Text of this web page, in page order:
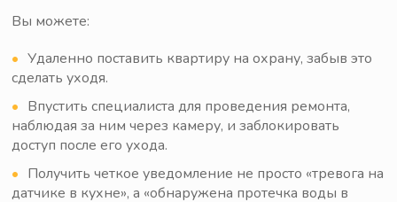
Вы можете:
Удаленно поставить квартиру на охрану, забыв это
сделать уходя.
Впустить специалиста для проведения ремонта,
наблюдая за ним через камеру, и заблокировать
доступ после его ухода.
Получить четкое уведомление не просто «тревога на
датчике в кухне», а «обнаружена протечка воды в